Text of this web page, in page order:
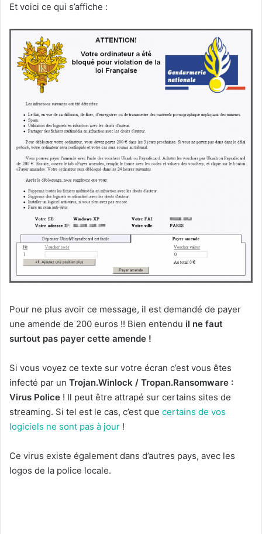
Et voici ce qui s’affiche :
Pour ne plus avoir ce message, il est demandé de payer
une amende de 200 euros !! Bien entendu il ne faut
surtout pas payer cette amende !
Si vous voyez ce texte sur votre écran c’est vous êtes
infecté par un Trojan.Winlock / Tropan.Ransomware :
Virus Police ! Il peut être attrapé sur certains sites de
streaming. Si tel est le cas, c’est que certains de vos
logiciels ne sont pas à jour !
Ce virus existe également dans d’autres pays, avec les
logos de la police locale.